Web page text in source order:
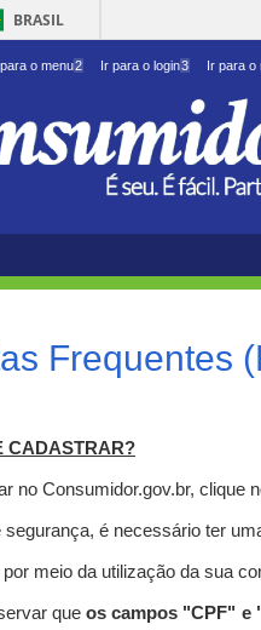
BRASIL
o menu2 Ir para o login3 Ir para o
Frequentes
CADASTRAR?
no Consumidor.gov.br, clique
segurança, é necessário ter
meio da utilização da sua
queos campos "CPF" e